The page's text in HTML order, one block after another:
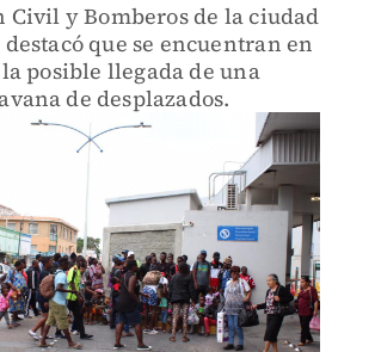
Civil y Bomberos de la ciudad
que se encuentran en
posible llegada de una
de desplazados.